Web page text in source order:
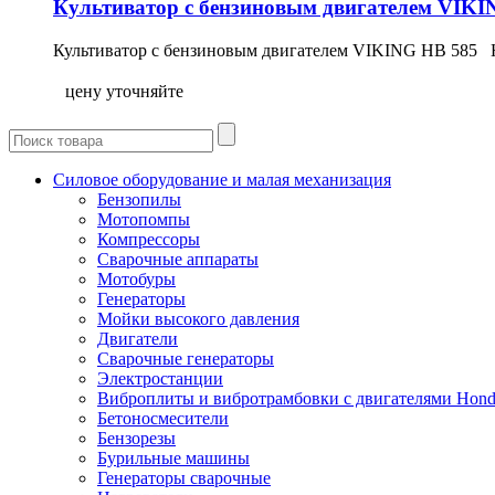
Культиватор с бензиновым двигателем
Культиватор с бензиновым двигателем VIKING HB 585
цену уточняйте
Силовое оборудование и малая механизация
Бензопилы
Мотопомпы
Компрессоры
Сварочные аппараты
Мотобуры
Генераторы
Мойки высокого давления
Двигатели
Сварочные генераторы
Электростанции
Виброплиты и вибротрамбовки с двигателями
Бетоносмесители
Бензорезы
Бурильные машины
Генераторы сварочные